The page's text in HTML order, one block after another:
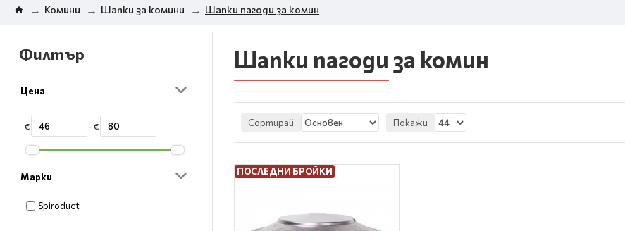
Комини Шапки за комини Шапки пагоди за комин
Филтър
Цена
€ - €
Марки
Spiroduct
Шапки пагоди за комин
Сортирай Покажи
ПОСЛЕДНИ БРОЙКИ